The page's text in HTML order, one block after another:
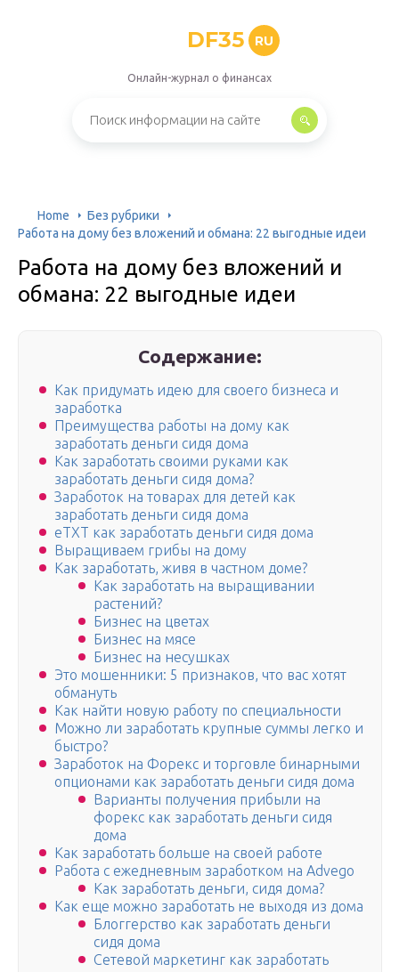
DF35 RU
Онлайн-журнал о финансах
Home
Без рубрики
Работа на дому без вложений и обмана: 22 выгодные идеи
Работа на дому без вложений и
обмана: 22 выгодные идеи
Содержание:
Как придумать идею для своего бизнеса и
заработка
Преимущества работы на дому как
заработать деньги сидя дома
Как заработать своими руками как
заработать деньги сидя дома?
Заработок на товарах для детей как
заработать деньги сидя дома
eTXT как заработать деньги сидя дома
Выращиваем грибы на дому
Как заработать, живя в частном доме?
Как заработать на выращивании
растений?
Бизнес на цветах
Бизнес на мясе
Бизнес на несушках
Это мошенники: 5 признаков, что вас хотят
обмануть
Как найти новую работу по специальности
Можно ли заработать крупные суммы легко и
быстро?
Заработок на Форекс и торговле бинарными
опционами как заработать деньги сидя дома
Варианты получения прибыли на
форекс как заработать деньги сидя
дома
Как заработать больше на своей работе
Работа с ежедневным заработком на Advego
Как заработать деньги, сидя дома?
Как еще можно заработать не выходя из дома
Блоггерство как заработать деньги
сидя дома
Сетевой маркетинг как заработать